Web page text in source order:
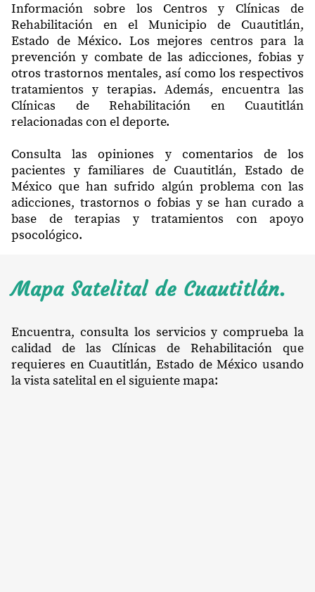
Información sobre los Centros y Clínicas de
Rehabilitación en el Municipio de Cuautitlán,
Estado de México. Los mejores centros para la
prevención y combate de las adicciones, fobias y
otros trastornos mentales, así como los respectivos
tratamientos y terapias. Además, encuentra las
Clínicas de Rehabilitación en Cuautitlán
relacionadas con el deporte.
Consulta las opiniones y comentarios de los
pacientes y familiares de Cuautitlán, Estado de
México que han sufrido algún problema con las
adicciones, trastornos o fobias y se han curado a
base de terapias y tratamientos con apoyo
psocológico.
Mapa Satelital de Cuautitlán.
Encuentra, consulta los servicios y comprueba la
calidad de las Clínicas de Rehabilitación que
requieres en Cuautitlán, Estado de México usando
la vista satelital en el siguiente mapa: